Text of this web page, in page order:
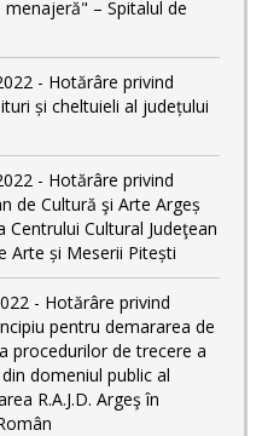
– Spitalul de
- Hotărâre privind
și cheltuieli al județului
- Hotărâre privind
de Cultură şi Arte Argeș
Cultural Judeţean
Arte și Meserii Pitești
- Hotărâre privind
pentru demararea de
procedurilor de trecere a
domeniul public al
R.A.J.D. Argeş în